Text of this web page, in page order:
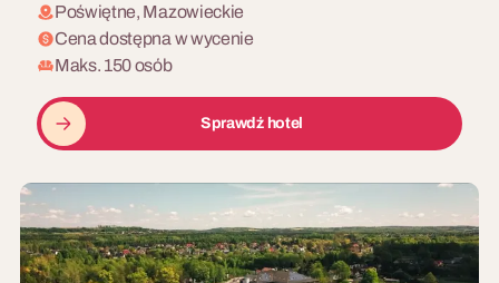
Poświętne, Mazowieckie
Cena dostępna w wycenie
Maks. 150 osób
Sprawdź hotel